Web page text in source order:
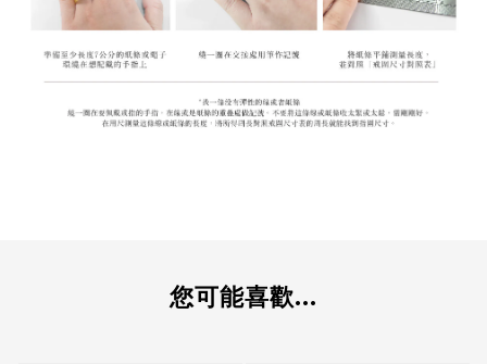
您可能喜歡...